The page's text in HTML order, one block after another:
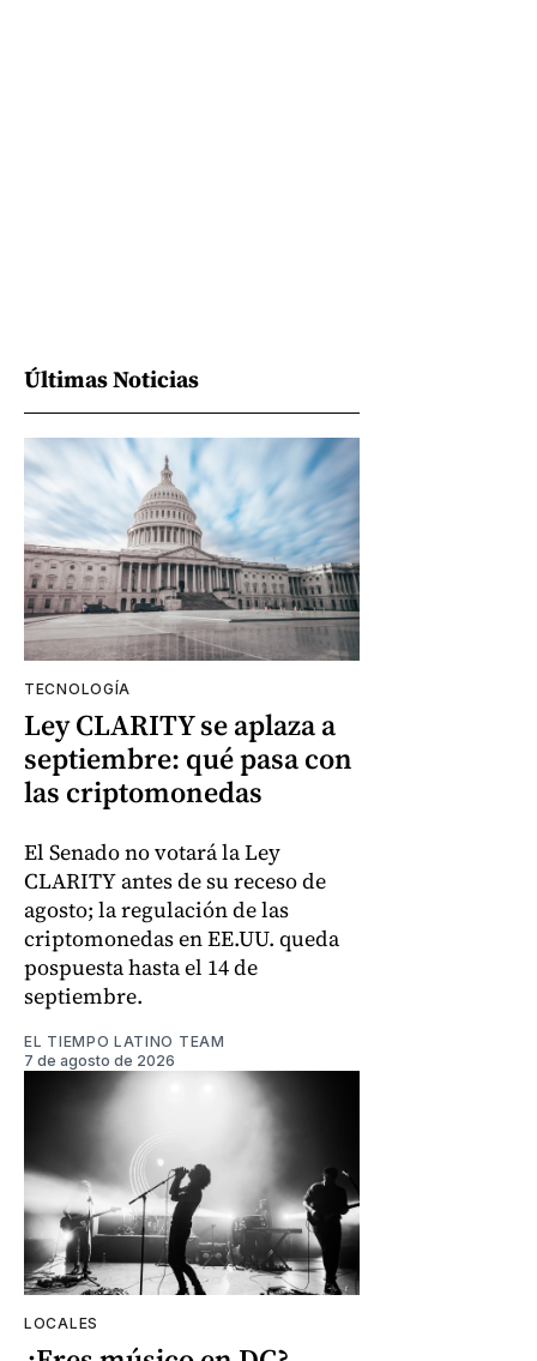
Últimas Noticias
TECNOLOGÍA
Ley CLARITY se aplaza a
septiembre: qué pasa con
las criptomonedas
El Senado no votará la Ley
CLARITY antes de su receso de
agosto; la regulación de las
criptomonedas en EE.UU. queda
pospuesta hasta el 14 de
septiembre.
EL TIEMPO LATINO TEAM
7 de agosto de 2026
LOCALES